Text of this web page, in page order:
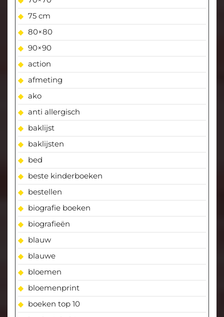
75 cm
80×80
90×90
action
afmeting
ako
anti allergisch
baklijst
baklijsten
bed
beste kinderboeken
bestellen
biografie boeken
biografieën
blauw
blauwe
bloemen
bloemenprint
boeken top 10